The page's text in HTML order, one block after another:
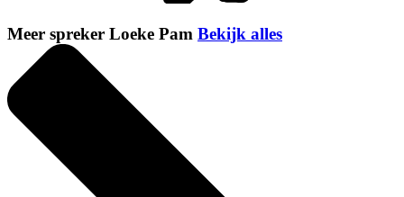
Meer spreker Loeke Pam Bekijk alles